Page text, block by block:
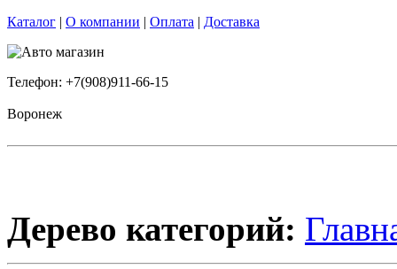
Каталог | О компании | Оплата | Доставка
Телефон: +7(908)911-66-15
Воронеж
Дерево категорий: